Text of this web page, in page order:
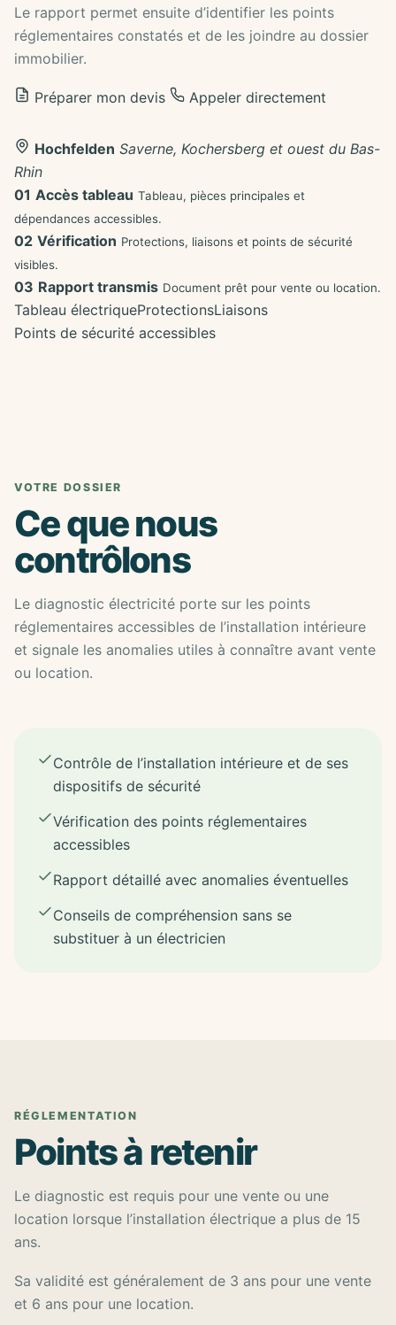
Le rapport permet ensuite d’identifier les points
réglementaires constatés et de les joindre au dossier
immobilier.
Préparer mon devis Appeler directement
Hochfelden Saverne, Kochersberg et ouest du Bas-
Rhin
01 Accès tableau Tableau, pièces principales et
dépendances accessibles.
02 Vérification Protections, liaisons et points de sécurité
visibles.
03 Rapport transmis Document prêt pour vente ou location.
Tableau électriqueProtectionsLiaisons
Points de sécurité accessibles
VOTRE DOSSIER
Ce que nous
contrôlons
Le diagnostic électricité porte sur les points
réglementaires accessibles de l’installation intérieure
et signale les anomalies utiles à connaître avant vente
ou location.
Contrôle de l’installation intérieure et de ses
dispositifs de sécurité
Vérification des points réglementaires
accessibles
Rapport détaillé avec anomalies éventuelles
Conseils de compréhension sans se
substituer à un électricien
RÉGLEMENTATION
Points à retenir
Le diagnostic est requis pour une vente ou une
location lorsque l’installation électrique a plus de 15
ans.
Sa validité est généralement de 3 ans pour une vente
et 6 ans pour une location.